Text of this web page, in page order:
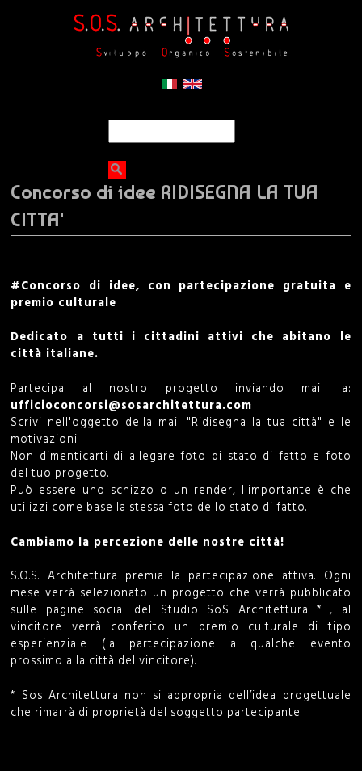
S
e
a
r
c
h
f
o
r
m
e
a
r
c
Concorso di idee RIDISEGNA LA TUA
CITTA'
#Concorso di idee, con partecipazione gratuita e
premio culturale
Dedicato a tutti i cittadini attivi che abitano le
città italiane.
Partecipa al nostro progetto inviando mail a:
ufficioconcorsi@sosarchitettura.com
Scrivi nell'oggetto della mail "Ridisegna la tua città" e le
motivazioni.
Non dimenticarti di allegare foto di stato di fatto e foto
del tuo progetto.
Può essere uno schizzo o un render, l'importante è che
utilizzi come base la stessa foto dello stato di fatto.
Cambiamo la percezione delle nostre città!
S.O.S. Architettura premia la partecipazione attiva. Ogni
mese verrà selezionato un progetto che verrà pubblicato
sulle pagine social del Studio SoS Architettura * , al
vincitore verrà conferito un premio culturale di tipo
esperienziale (la partecipazione a qualche evento
prossimo alla città del vincitore).
* Sos Architettura non si appropria dell’idea progettuale
che rimarrà di proprietà del soggetto partecipante.